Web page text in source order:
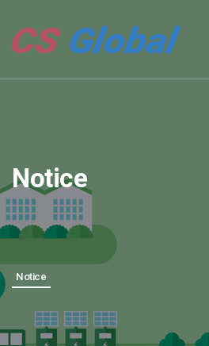
Notice
Notice